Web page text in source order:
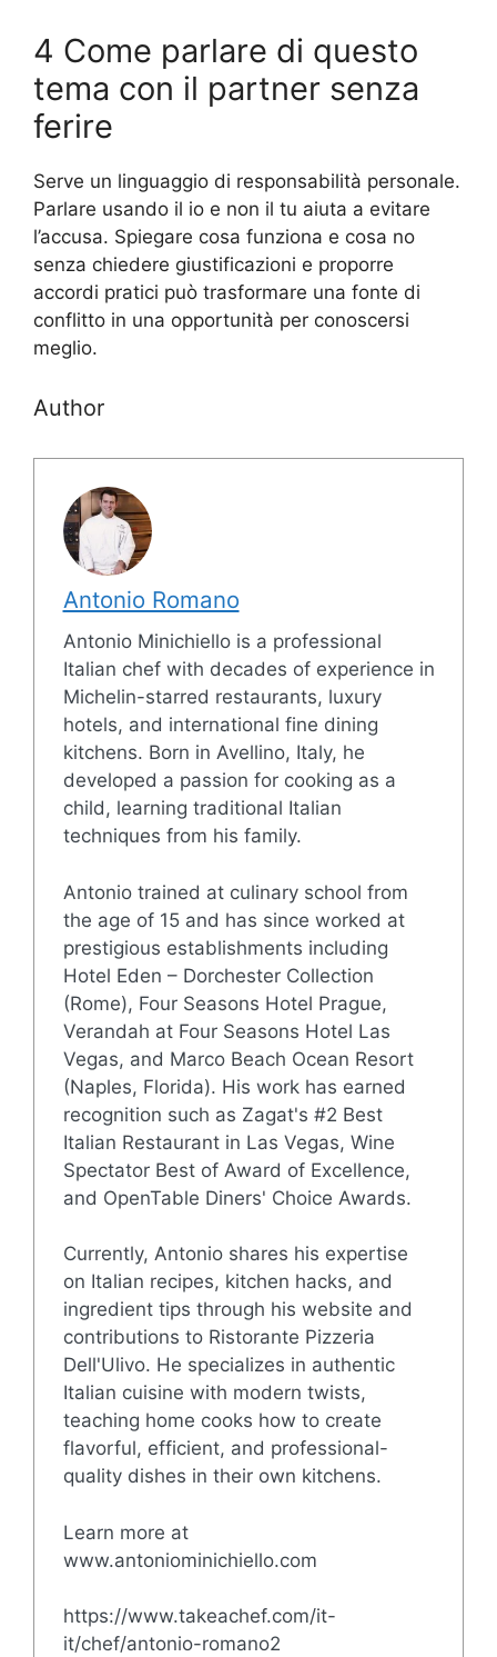
4 Come parlare di questo
tema con il partner senza
ferire
Serve un linguaggio di responsabilità personale.
Parlare usando il io e non il tu aiuta a evitare
l’accusa. Spiegare cosa funziona e cosa no
senza chiedere giustificazioni e proporre
accordi pratici può trasformare una fonte di
conflitto in una opportunità per conoscersi
meglio.
Author
Antonio Romano
Antonio Minichiello is a professional
Italian chef with decades of experience in
Michelin-starred restaurants, luxury
hotels, and international fine dining
kitchens. Born in Avellino, Italy, he
developed a passion for cooking as a
child, learning traditional Italian
techniques from his family.
Antonio trained at culinary school from
the age of 15 and has since worked at
prestigious establishments including
Hotel Eden – Dorchester Collection
(Rome), Four Seasons Hotel Prague,
Verandah at Four Seasons Hotel Las
Vegas, and Marco Beach Ocean Resort
(Naples, Florida). His work has earned
recognition such as Zagat's #2 Best
Italian Restaurant in Las Vegas, Wine
Spectator Best of Award of Excellence,
and OpenTable Diners' Choice Awards.
Currently, Antonio shares his expertise
on Italian recipes, kitchen hacks, and
ingredient tips through his website and
contributions to Ristorante Pizzeria
Dell'Ulivo. He specializes in authentic
Italian cuisine with modern twists,
teaching home cooks how to create
flavorful, efficient, and professional-
quality dishes in their own kitchens.
Learn more at
www.antoniominichiello.com
https://www.takeachef.com/it-
it/chef/antonio-romano2